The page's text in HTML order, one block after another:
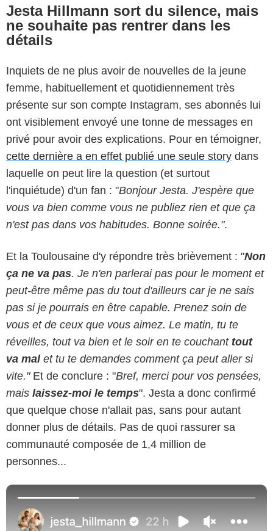
Jesta Hillmann sort du silence, mais
ne souhaite pas rentrer dans les
détails
Inquiets de ne plus avoir de nouvelles de la jeune
femme, habituellement et quotidiennement très
présente sur son compte Instagram, ses abonnés lui
ont visiblement envoyé une tonne de messages en
privé pour avoir des explications. Pour en témoigner,
cette dernière a en effet publié une seule story dans
laquelle on peut lire la question (et surtout
l'inquiétude) d'un fan : "Bonjour Jesta. J'espère que
vous va bien comme vous ne publiez rien et que ça
n'est pas dans vos habitudes. Bonne soirée.".
Et la Toulousaine d'y répondre très brièvement : "Non
ça ne va pas. Je n'en parlerai pas pour le moment et
peut-être même pas du tout d'ailleurs car je ne sais
pas si je pourrais en être capable. Prenez soin de
vous et de ceux que vous aimez. Le matin, tu te
réveilles, tout va bien et le soir en te couchant tout
va mal et tu te demandes comment ça peut aller si
vite." Et de conclure : "Bref, merci pour vos pensées,
mais laissez-moi le temps". Jesta a donc confirmé
que quelque chose n'allait pas, sans pour autant
donner plus de détails. Pas de quoi rassurer sa
communauté composée de 1,4 million de
personnes...
Instagram jesta_hillmann